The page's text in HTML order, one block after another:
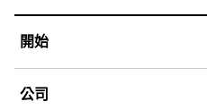
開始
公司